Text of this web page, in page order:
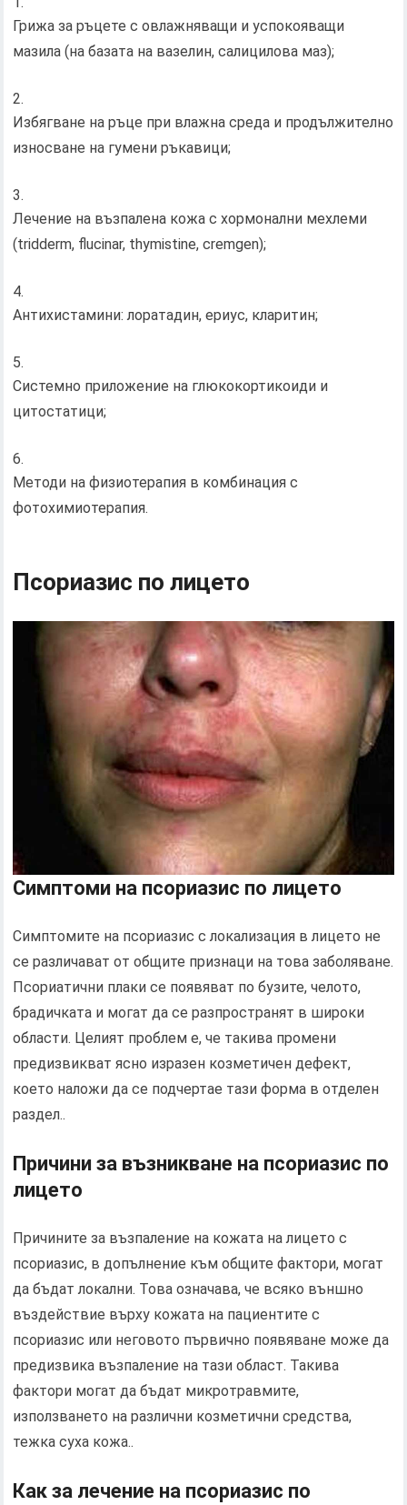
Грижа за ръцете с овлажняващи и успокояващи
мазила (на базата на вазелин, салицилова маз);
Избягване на ръце при влажна среда и продължително
износване на гумени ръкавици;
Лечение на възпалена кожа с хормонални мехлеми
(tridderm, flucinar, thymistine, cremgen);
Антихистамини: лоратадин, ериус, кларитин;
Системно приложение на глюкокортикоиди и
цитостатици;
Методи на физиотерапия в комбинация с
фотохимиотерапия.
Псориазис по лицето
Симптоми на псориазис по лицето
Симптомите на псориазис с локализация в лицето не
се различават от общите признаци на това заболяване.
Псориатични плаки се появяват по бузите, челото,
брадичката и могат да се разпространят в широки
области. Целият проблем е, че такива промени
предизвикват ясно изразен козметичен дефект,
което наложи да се подчертае тази форма в отделен
раздел..
Причини за възникване на псориазис по
лицето
Причините за възпаление на кожата на лицето с
псориазис, в допълнение към общите фактори, могат
да бъдат локални. Това означава, че всяко външно
въздействие върху кожата на пациентите с
псориазис или неговото първично появяване може да
предизвика възпаление на тази област. Такива
фактори могат да бъдат микротравмите,
използването на различни козметични средства,
тежка суха кожа..
Как за лечение на псориазис по